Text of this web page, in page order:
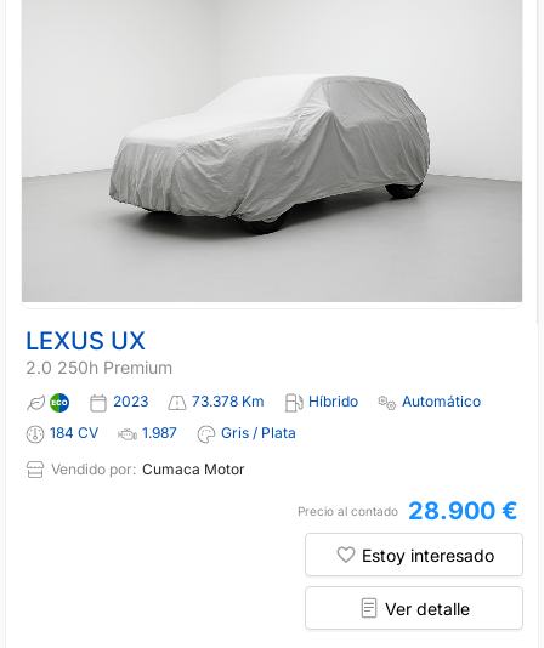
LEXUS UX
2.0 250h Premium
2023 73.378 Km Híbrido
Automático
184 CV
1.987
Gris / Plata
Vendido por: Cumaca Motor
Precio al contado 28.900 €
Estoy interesado
Ver detalle